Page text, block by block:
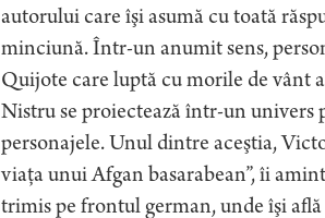
autorului care îşi asumă cu toată
minciună. Într-un anumit sens,
Quijote care luptă cu morile de vânt
Nistru se proiectează într-un univers
personajele. Unul dintre aceştia,
viaţa unui Afgan basarabean”, îi
trimis pe frontul german, unde îşi